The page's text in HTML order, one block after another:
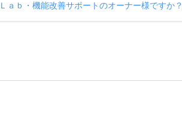
ａｂ・機能改善サポートのオーナー様ですか？